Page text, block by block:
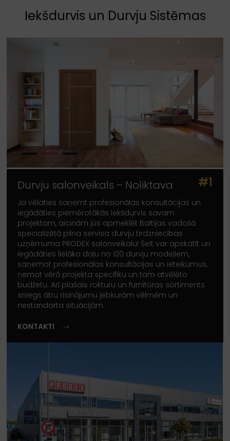
Iekšdurvis un Durvju Sistēmas
#1
Durvju salonveikals – Noliktava
Ja vēlaties saņemt profesionālas konsultācijas un
iegādāties piemērotākās iekšdurvis savam
projektam, aicinām jūs apmeklēt Baltijas vadošā
specializētā pilna servisa durvju tirdzniecības
uzņēmuma PRODEX salonveikalu! Šeit var apskatīt un
iegādāties lielāko daļu no 120 durvju modeļiem,
saņemot profesionālas konsultācijas un ieteikumus,
ņemot vērā projekta specifiku un tam atvēlēto
budžetu. Arī plašais rokturu un furnitūras sortiments
sniegs ātru risinājumu jebkurām vēlmēm un
nestandarta situācijām.
KONTAKTI →